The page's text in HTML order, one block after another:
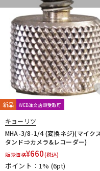
reProducer Audio
Roger Mayer
Roland
RoyerLabs
RUPERT NEVE
Samar Audio Design
sE Electronics
Seide
Shadow Hills Industries
SHURE
SlateDigital
SoundCraft
Soyuz
STAY
STEDMAN
Sym・Proceed
T-Z
TAKACHI TAMA
TC helicon
Thermionic Culture
新品 WEB注文店頭受取可
キョーリツ
MHA-3/8-1/4 (変換ネジ)(マイクス
タンド⇒カメラ&レコーダー)
販売価格¥660(税込)
ポイント：1% (6pt)